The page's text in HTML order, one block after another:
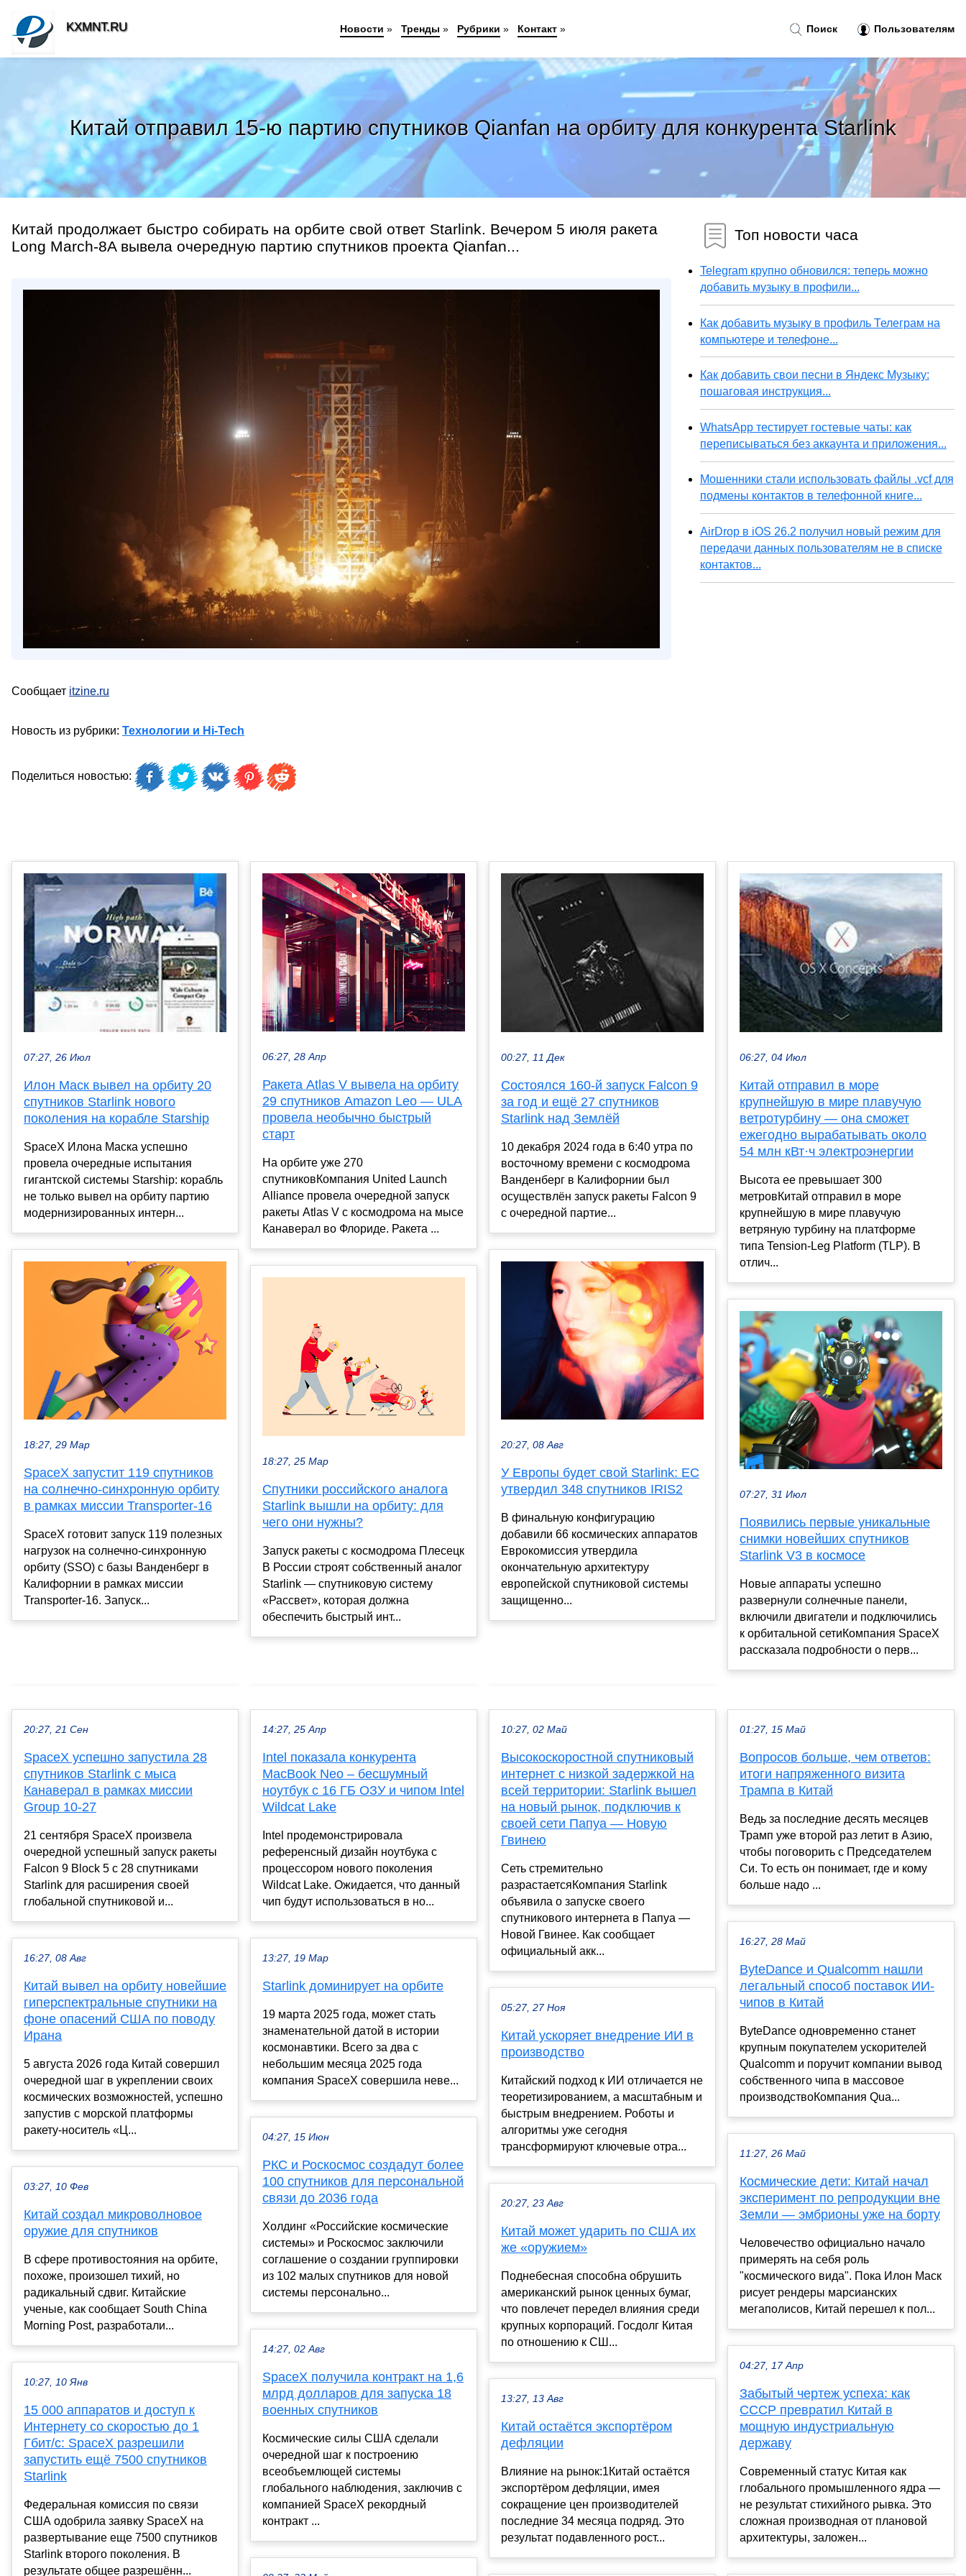
Китай отправил 15-ю партию спутников Qianfan на орбиту для конкурента Starlink
Китай продолжает быстро собирать на орбите свой ответ Starlink. Вечером 5 июля ракета
Long March-8A вывела очередную партию спутников проекта Qianfan...
Сообщает itzine.ru
Новость из рубрики: Технологии и Hi-Tech
Поделиться новостью:
Топ новости часа
Telegram крупно обновился: теперь можно
добавить музыку в профили...
Как добавить музыку в профиль Телеграм на
компьютере и телефоне...
Как добавить свои песни в Яндекс Музыку:
пошаговая инструкция...
WhatsApp тестирует гостевые чаты: как
переписываться без аккаунта и приложения...
Мошенники стали использовать файлы .vcf для
подмены контактов в телефонной книге...
AirDrop в iOS 26.2 получил новый режим для
передачи данных пользователям не в списке
контактов...
07:27, 26 Июл
Илон Маск вывел на орбиту 20
спутников Starlink нового
поколения на корабле Starship
SpaceX Илона Маска успешно
провела очередные испытания
гигантской системы Starship: корабль
не только вывел на орбиту партию
модернизированных интерн...
18:27, 29 Мар
SpaceX запустит 119 спутников
на солнечно-синхронную орбиту
в рамках миссии Transporter-16
SpaceX готовит запуск 119 полезных
нагрузок на солнечно-синхронную
орбиту (SSO) с базы Ванденберг в
Калифорнии в рамках миссии
Transporter-16. Запуск...
06:27, 28 Апр
Ракета Atlas V вывела на орбиту
29 спутников Amazon Leo — ULA
провела необычно быстрый
старт
На орбите уже 270
спутниковКомпания United Launch
Alliance провела очередной запуск
ракеты Atlas V с космодрома на мысе
Канаверал во Флориде. Ракета ...
18:27, 25 Мар
Спутники российского аналога
Starlink вышли на орбиту: для
чего они нужны?
Запуск ракеты с космодрома Плесецк
В России строят собственный аналог
Starlink — спутниковую систему
«Рассвет», которая должна
обеспечить быстрый инт...
00:27, 11 Дек
Состоялся 160-й запуск Falcon 9
за год и ещё 27 спутников
Starlink над Землёй
10 декабря 2024 года в 6:40 утра по
восточному времени с космодрома
Ванденберг в Калифорнии был
осуществлён запуск ракеты Falcon 9
с очередной партие...
20:27, 08 Авг
У Европы будет свой Starlink: ЕС
утвердил 348 спутников IRIS2
В финальную конфигурацию
добавили 66 космических аппаратов
Еврокомиссия утвердила
окончательную архитектуру
европейской спутниковой системы
защищенно...
06:27, 04 Июл
Китай отправил в море
крупнейшую в мире плавучую
ветротурбину — она сможет
ежегодно вырабатывать около
54 млн кВт·ч электроэнергии
Высота ее превышает 300
метровКитай отправил в море
крупнейшую в мире плавучую
ветряную турбину на платформе
типа Tension-Leg Platform (TLP). В
отлич...
07:27, 31 Июл
Появились первые уникальные
снимки новейших спутников
Starlink V3 в космосе
Новые аппараты успешно
развернули солнечные панели,
включили двигатели и подключились
к орбитальной сетиКомпания SpaceX
рассказала подробности о перв...
20:27, 21 Сен
SpaceX успешно запустила 28
спутников Starlink с мыса
Канаверал в рамках миссии
Group 10-27
21 сентября SpaceX произвела
очередной успешный запуск ракеты
Falcon 9 Block 5 с 28 спутниками
Starlink для расширения своей
глобальной спутниковой и...
16:27, 08 Авг
Китай вывел на орбиту новейшие
гиперспектральные спутники на
фоне опасений США по поводу
Ирана
5 августа 2026 года Китай совершил
очередной шаг в укреплении своих
космических возможностей, успешно
запустив с морской платформы
ракету-носитель «Ц...
03:27, 10 Фев
Китай создал микроволновое
оружие для спутников
В сфере противостояния на орбите,
похоже, произошел тихий, но
радикальный сдвиг. Китайские
ученые, как сообщает South China
Morning Post, разработали...
10:27, 10 Янв
15 000 аппаратов и доступ к
Интернету со скоростью до 1
Гбит/с: SpaceX разрешили
запустить ещё 7500 спутников
Starlink
Федеральная комиссия по связи
США одобрила заявку SpaceX на
развертывание еще 7500 спутников
Starlink второго поколения. В
результате общее разрешённ...
14:27, 25 Апр
Intel показала конкурента
MacBook Neo – бесшумный
ноутбук с 16 ГБ ОЗУ и чипом Intel
Wildcat Lake
Intel продемонстрировала
референсный дизайн ноутбука с
процессором нового поколения
Wildcat Lake. Ожидается, что данный
чип будут использоваться в но...
13:27, 19 Мар
Starlink доминирует на орбите
19 марта 2025 года, может стать
знаменательной датой в истории
космонавтики. Всего за два с
небольшим месяца 2025 года
компания SpaceX совершила неве...
04:27, 15 Июн
РКС и Роскосмос создадут более
100 спутников для персональной
связи до 2036 года
Холдинг «Российские космические
системы» и Роскосмос заключили
соглашение о создании группировки
из 102 малых спутников для новой
системы персонально...
14:27, 02 Авг
SpaceX получила контракт на 1,6
млрд долларов для запуска 18
военных спутников
Космические силы США сделали
очередной шаг к построению
всеобъемлющей системы
глобального наблюдения, заключив с
компанией SpaceX рекордный
контракт ...
10:27, 02 Май
Высокоскоростной спутниковый
интернет с низкой задержкой на
всей территории: Starlink вышел
на новый рынок, подключив к
своей сети Папуа — Новую
Гвинею
Сеть стремительно
разрастаетсяКомпания Starlink
объявила о запуске своего
спутникового интернета в Папуа —
Новой Гвинее. Как сообщает
официальный акк...
05:27, 27 Ноя
Китай ускоряет внедрение ИИ в
производство
Китайский подход к ИИ отличается не
теоретизированием, а масштабным и
быстрым внедрением. Роботы и
алгоритмы уже сегодня
трансформируют ключевые отра...
20:27, 23 Авг
Китай может ударить по США их
же «оружием»
Поднебесная способна обрушить
американский рынок ценных бумаг,
что повлечет передел влияния среди
крупных корпораций. Госдолг Китая
по отношению к СШ...
13:27, 13 Авг
Китай остаётся экспортёром
дефляции
Влияние на рынок:1Китай остаётся
экспортёром дефляции, имея
сокращение цен производителей
последние 34 месяца подряд. Это
результат подавленного рост...
01:27, 15 Май
Вопросов больше, чем ответов:
итоги напряженного визита
Трампа в Китай
Ведь за последние десять месяцев
Трамп уже второй раз летит в Азию,
чтобы поговорить с Председателем
Си. То есть он понимает, где и кому
больше надо ...
16:27, 28 Май
ByteDance и Qualcomm нашли
легальный способ поставок ИИ-
чипов в Китай
ByteDance одновременно станет
крупным покупателем ускорителей
Qualcomm и поручит компании вывод
собственного чипа в массовое
производствоКомпания Qua...
11:27, 26 Май
Космические дети: Китай начал
эксперимент по репродукции вне
Земли — эмбрионы уже на борту
Человечество официально начало
примерять на себя роль
"космического вида". Пока Илон Маск
рисует рендеры марсианских
мегаполисов, Китай перешел к пол...
04:27, 17 Апр
Забытый чертеж успеха: как
СССР превратил Китай в
мощную индустриальную
державу
Современный статус Китая как
глобального промышленного ядра —
не результат стихийного рывка. Это
сложная производная от плановой
архитектуры, заложен...
Поиск Пользователям
KXMNT.RU Новости » Тренды » Рубрики » Контакт»